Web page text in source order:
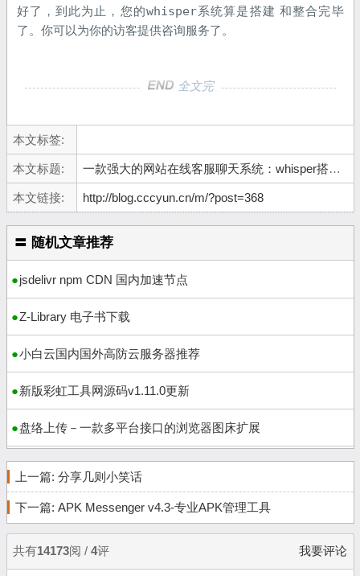
好了，到此为止，您的whisper系统算是搭建 和整合完毕
了。你可以为你的访客提供咨询服务了。
全文完
本文标签:
本文标题: 一款强大的网站在线客服聊天系统：whisper搭建教程
本文链接: http://blog.cccyun.cn/m/?post=368
〓 随机文章推荐
jsdelivr npm CDN 国内加速节点
Z-Library 电子书下载
小白云国内国外高防云服务器推荐
新版彩虹工具网源码v1.11.0更新
盘络上传－一款多平台接口的浏览器图床扩展
上一篇: 分享几则小笑话
下一篇: APK Messenger v4.3-专业APK管理工具
共有14173阅 / 4评 我要评论